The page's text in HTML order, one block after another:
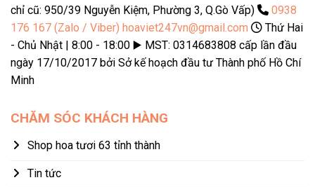
chỉ cũ: 950/39 Nguyễn Kiệm, Phường 3, Q.Gò Vấp)
0938
176 167 (Zalo / Viber) hoaviet247vn@gmail.com
Thứ Hai
- Chủ Nhật | 8:00 - 18:00 ▶️ MST: 0314683808 cấp lần đầu
ngày 17/10/2017 bởi Sở kế hoạch đầu tư Thành phố Hồ Chí
Minh
CHĂM SÓC KHÁCH HÀNG
Shop hoa tươi 63 tỉnh thành
Tin tức